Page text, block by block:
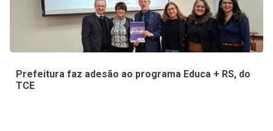
Prefeitura faz adesão ao programa Educa + RS, do
TCE